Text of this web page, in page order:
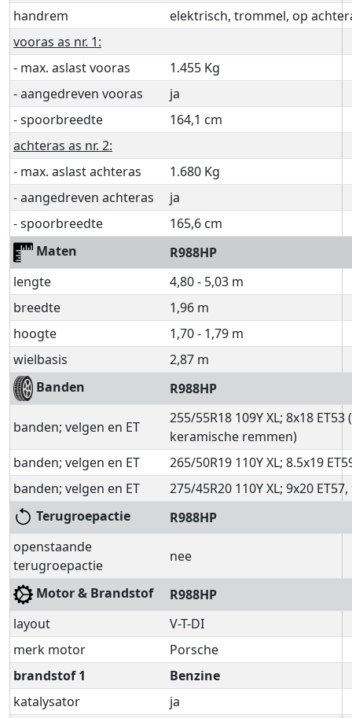
handrem
elektrisch, trommel, op
vooras as nr. 1:
- max. aslast vooras
1.455 Kg
- aangedreven vooras
ja
- spoorbreedte
164,1 cm
achteras as nr. 2:
- max. aslast achteras
1.680 Kg
- aangedreven achteras
ja
- spoorbreedte
165,6 cm
Maten
R988HP
lengte
4,80 - 5,03 m
breedte
1,96 m
hoogte
1,70 - 1,79 m
wielbasis
2,87 m
Banden
R988HP
banden; velgen en ET
255/55R18 109Y XL; 8x18
keramische remmen)
banden; velgen en ET
265/50R19 110Y XL; 8.5x19
banden; velgen en ET
275/45R20 110Y XL; 9x20
Terugroepactie
R988HP
openstaande
terugroepactie
nee
Motor & Brandstof
R988HP
layout
V-T-DI
merk motor
Porsche
brandstof 1
Benzine
katalysator
ja